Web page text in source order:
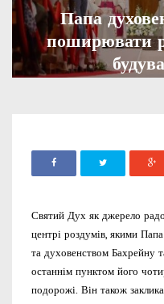
Папа
поширювати
Святий Дух як джерело
центрі роздумів, якими
та духовенством Бахрейну
останнім пунктом його
подорожі. Він також